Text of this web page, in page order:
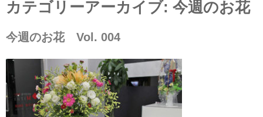
カテゴリーアーカイブ: 今週のお花
今週のお花 Vol. 004